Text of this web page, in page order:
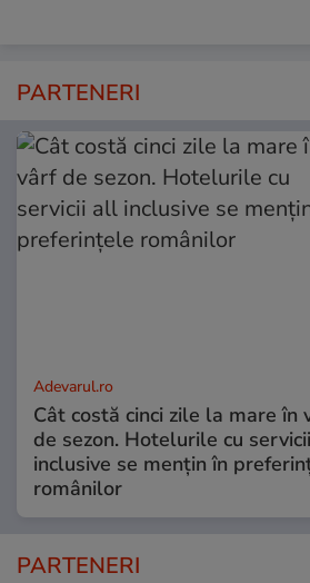
PARTENERI
Adevarul.ro
Cât costă cinci zile la mare în
de sezon. Hotelurile cu
inclusive se mențin în
românilor
PARTENERI